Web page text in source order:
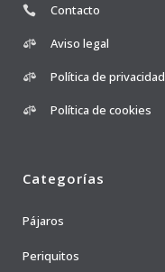
Contacto
Aviso legal
Política de privacidad
Política de cookies
Categorías
Pájaros
Periquitos